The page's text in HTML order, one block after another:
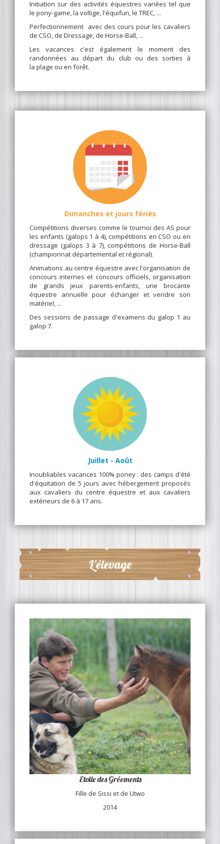
Initiation sur des activités équestres variées tel que
le pony-game, la voltige, l'équifun, le TREC, ...
Perfectionnement avec des cours pour les cavaliers
de CSO, de Dressage, de Horse-Ball, ...
Les vacances c'est également le moment des
randonnées au départ du club ou des sorties à
la plage ou en forêt.
Dimanches et jours fériés
Compétitions diverses comme le tournoi des AS pour
les enfants (galops 1 à 4), compétitions en CSO ou en
dressage (galops 3 à 7), compétitions de Horse-Ball
(championnat départemental et régional).
Animations au centre équestre avec l'organisation de
concours internes et concours officiels, organisation
de grands jeux parents-enfants, une brocante
équestre annuelle pour échanger et vendre son
matériel, ...
Des sessions de passage d'examens du galop 1 au
galop 7.
Juillet - Août
Inoubliables vacances 100% poney : des camps d'été
d'équitation de 5 jours avec hébergement proposés
aux cavaliers du centre équestre et aux cavaliers
extérieurs de 6 à 17 ans.
L'élevage
Etoile des Gréements
Fille de Sissi et de Utwo
2014